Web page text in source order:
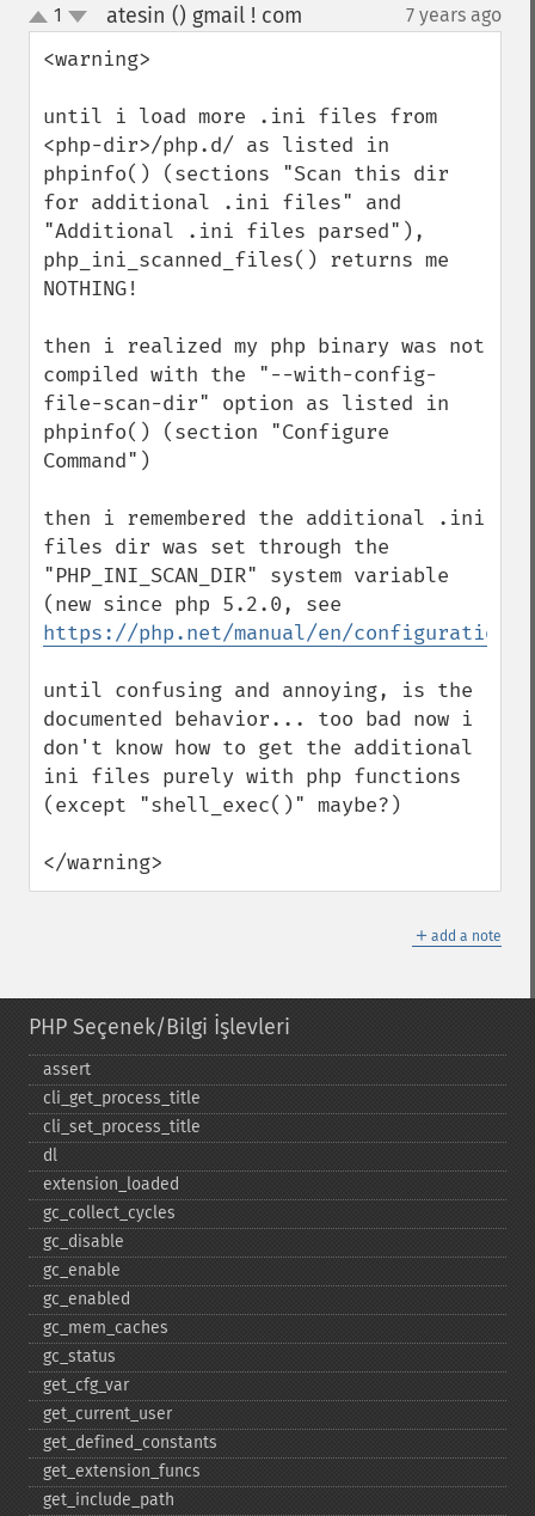
up
down
1 atesin () gmail ! com 7 years ago
<warning>
until i load more .ini files from
<php-dir>/php.d/ as listed in
phpinfo() (sections "Scan this dir
for additional .ini files" and
"Additional .ini files parsed"),
php_ini_scanned_files() returns me
NOTHING!
then i realized my php binary was not
compiled with the "--with-config-
file-scan-dir" option as listed in
phpinfo() (section "Configure
Command")
then i remembered the additional .ini
files dir was set through the
"PHP_INI_SCAN_DIR" system variable
https://php.net/manual/en/
until confusing and annoying, is the
documented behavior... too bad now i
don't know how to get the additional
ini files purely with php functions
(except "shell_exec()" maybe?)
</warning>
＋ add a note
PHP Seçenek/Bilgi İşlevleri
assert
cli_​get_​process_​title
cli_​set_​process_​title
dl
extension_​loaded
gc_​collect_​cycles
gc_​disable
gc_​enable
gc_​enabled
gc_​mem_​caches
gc_​status
get_​cfg_​var
get_​current_​user
get_​defined_​constants
get_​extension_​funcs
get_​include_​path